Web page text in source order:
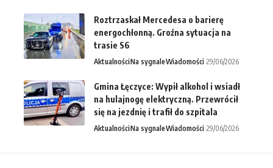
Roztrzaskał Mercedesa o barierę
energochłonną. Groźna sytuacja na
trasie S6
AktualnościNa sygnaleWiadomości 29/06/2026
Gmina Łęczyce: Wypił alkohol i wsiadł
na hulajnogę elektryczną. Przewrócił
się na jezdnię i trafił do szpitala
AktualnościNa sygnaleWiadomości 29/06/2026